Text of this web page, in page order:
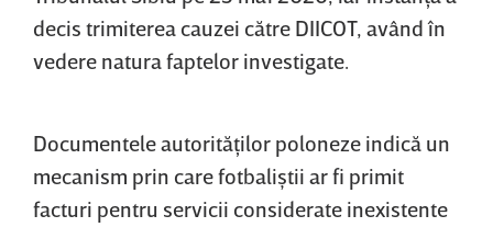
decis trimiterea cauzei către DIICOT, având în
vedere natura faptelor investigate.
Documentele autorităţilor poloneze indică un
mecanism prin care fotbaliştii ar fi primit
facturi pentru servicii considerate inexistente